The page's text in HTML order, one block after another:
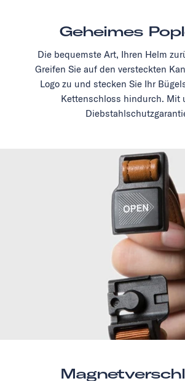
Geheimes
Die bequemste Art, Ihren Helm
Greifen Sie auf den versteckten
Logo zu und stecken Sie Ihr
Kettenschloss hindurch. Mit